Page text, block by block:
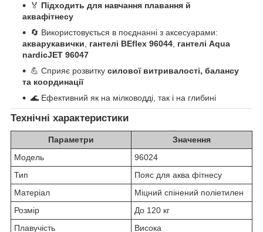
🏅 Підходить для навчання плавання й
аквафітнесу
🔄 Використовується в поєднанні з аксесуарами:
акварукавички, гантелі BEflex 96044, гантелі Aqua
nardicJET 96047
💪 Сприяє розвитку силової витривалості, балансу
та координації
🌊 Ефективний як на мілководді, так і на глибині
Технічні характеристики
Параметри
Значення
Модель
96024
Тип
Пояс для аква фітнесу
Матеріал
Міцний спінений поліетилен
Розмір
До 120 кг
Плавучість
Висока